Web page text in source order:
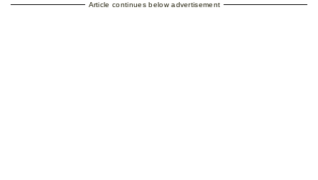
Article continues below advertisement